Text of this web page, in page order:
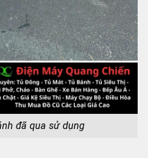
đã qua sử dụng